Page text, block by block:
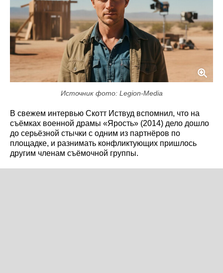
Источник фото: Legion-Media
В свежем интервью Скотт Иствуд вспомнил, что на
съёмках военной драмы «Ярость» (2014) дело дошло
до серьёзной стычки с одним из партнёров по
площадке, и разнимать конфликтующих пришлось
другим членам съёмочной группы.